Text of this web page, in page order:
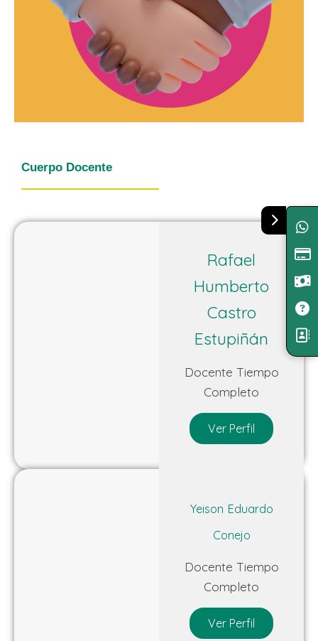
Cuerpo Docente
Rafael
Humberto
Castro
Estupiñán
Docente Tiempo
Completo
Ver Perfil
Yeison Eduardo
Conejo
Docente Tiempo
Completo
Ver Perfil